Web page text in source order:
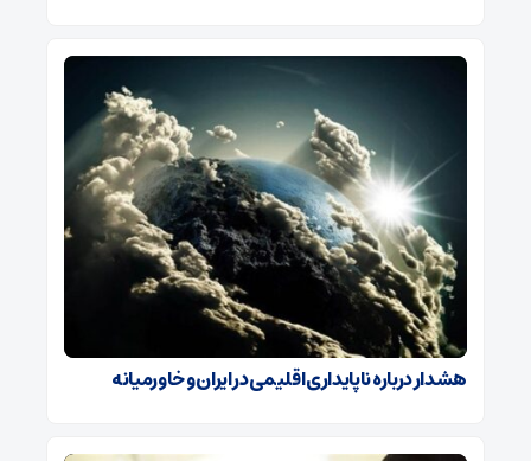
هشدار درباره ناپایداری اقلیمی در ایران و خاورمیانه